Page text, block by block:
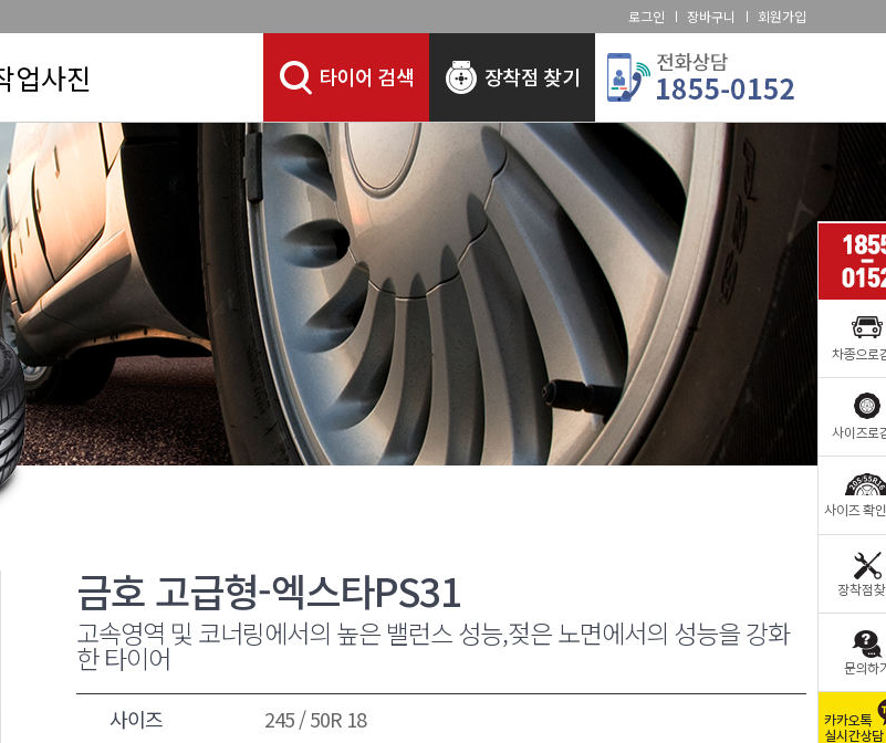
로그인 장바구니 회원가입
업사진
금호 고급형-엑스타PS31
고속영역 및 코너링에서의 높은 밸런스 성능,젖은 노면에서의 성능을 강화
한 타이어
사이즈
245 / 50R 18